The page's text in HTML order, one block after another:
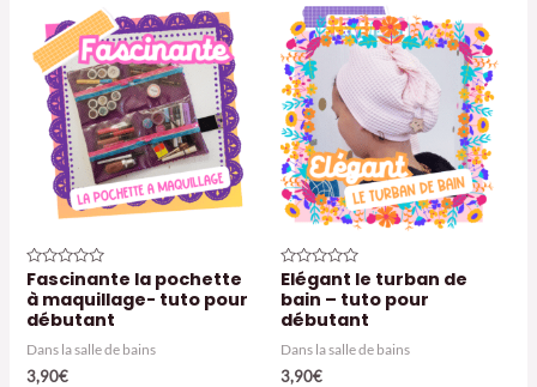
Note
0
sur
5
Fascinante la pochette
à maquillage- tuto pour
débutant
Dans la salle de bains
3,90€
Note
0
sur
5
Elégant le turban de
bain – tuto pour
débutant
Dans la salle de bains
3,90€